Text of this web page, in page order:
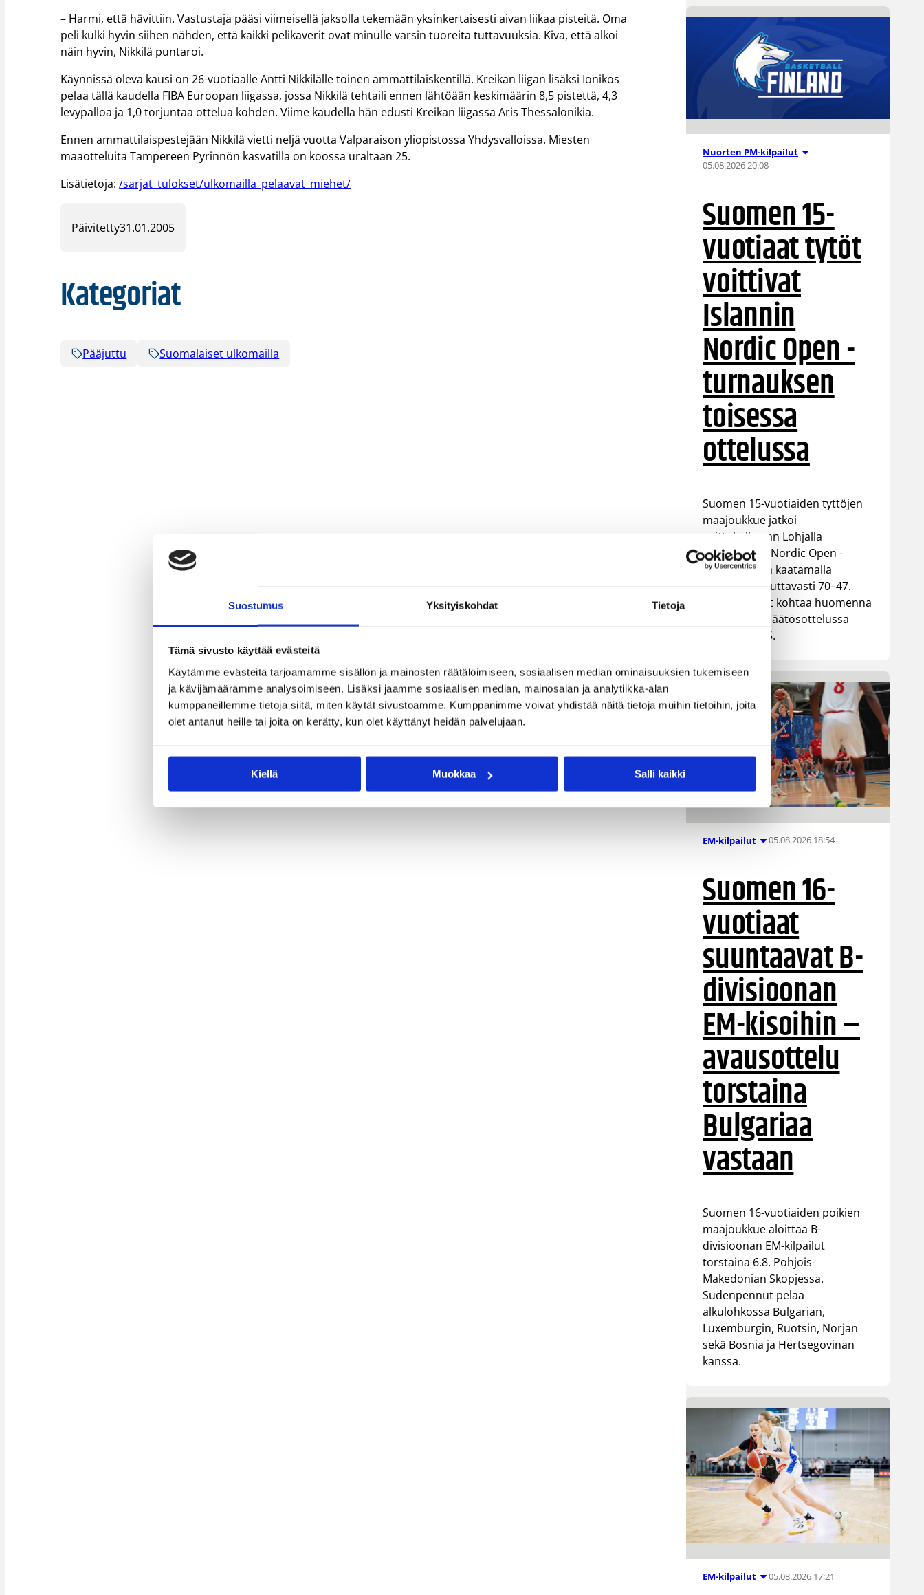
Suostumus Yksityiskohdat Tietoja
Tämä sivusto käyttää evästeitä
Käytämme evästeitä tarjoamamme sisällön ja mainosten räätälöimiseen, sosiaalisen median ominaisuuksien tukemiseen
ja kävijämäärämme analysoimiseen. Lisäksi jaamme sosiaalisen median, mainosalan ja analytiikka-alan
kumppaneillemme tietoja siitä, miten käytät sivustoamme. Kumppanimme voivat yhdistää näitä tietoja muihin tietoihin, joita
olet antanut heille tai joita on kerätty, kun olet käyttänyt heidän palvelujaan.
Kiellä Muokkaa Salli kaikki
– Harmi, että hävittiin. Vastustaja pääsi viimeisellä jaksolla tekemään yksinkertaisesti aivan liikaa pisteitä. Oma
peli kulki hyvin siihen nähden, että kaikki pelikaverit ovat minulle varsin tuoreita tuttavuuksia. Kiva, että alkoi
näin hyvin, Nikkilä puntaroi.
Käynnissä oleva kausi on 26-vuotiaalle Antti Nikkilälle toinen ammattilaiskentillä. Kreikan liigan lisäksi Ionikos
pelaa tällä kaudella FIBA Euroopan liigassa, jossa Nikkilä tehtaili ennen lähtöään keskimäärin 8,5 pistettä, 4,3
levypalloa ja 1,0 torjuntaa ottelua kohden. Viime kaudella hän edusti Kreikan liigassa Aris Thessalonikia.
Ennen ammattilaispestejään Nikkilä vietti neljä vuotta Valparaison yliopistossa Yhdysvalloissa. Miesten
maaotteluita Tampereen Pyrinnön kasvatilla on koossa uraltaan 25.
Lisätietoja:/sarjat_tulokset/ulkomailla_pelaavat_miehet/
Päivitetty31.01.2005
Kategoriat
Pääjuttu Suomalaiset ulkomailla
Nuorten PM-kilpailut
05.08.2026 20:08
Suomen 15-
vuotiaat tytöt
voittivat
Islannin
Nordic Open -
turnauksen
toisessa
ottelussa
Suomen 15-vuotiaiden tyttöjen
maajoukkue jatkoi
voittokulkuaan Lohjalla
pelattavassa Nordic Open -
turnauksessa kaatamalla
Islannin vakuuttavasti 70–47.
Sudenpennut kohtaa huomenna
turnauksen päätösottelussa
Latvian klo 15.
EM-kilpailut 05.08.2026 18:54
Suomen 16-
vuotiaat
suuntaavat B-
divisioonan
EM-kisoihin –
avausottelu
torstaina
Bulgariaa
vastaan
Suomen 16-vuotiaiden poikien
maajoukkue aloittaa B-
divisioonan EM-kilpailut
torstaina 6.8. Pohjois-
Makedonian Skopjessa.
Sudenpennut pelaa
alkulohkossa Bulgarian,
Luxemburgin, Ruotsin, Norjan
sekä Bosnia ja Hertsegovinan
kanssa.
EM-kilpailut 05.08.2026 17:21